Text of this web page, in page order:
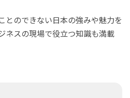
とのできない日本の強みや魅力を
ネスの現場で役立つ知識も満載